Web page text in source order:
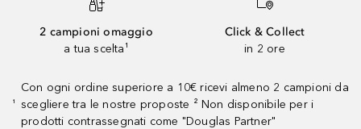
2 campioni omaggio
a tua scelta¹
Click & Collect
in 2 ore
¹
Con ogni ordine superiore a 10€ ricevi almeno 2 campioni da
scegliere tra le nostre proposte ² Non disponibile per i
prodotti contrassegnati come "Douglas Partner"